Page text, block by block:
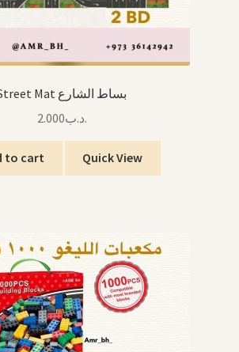
Street Mat بساط الشارع
.د.ب2.000
to cart Quick View